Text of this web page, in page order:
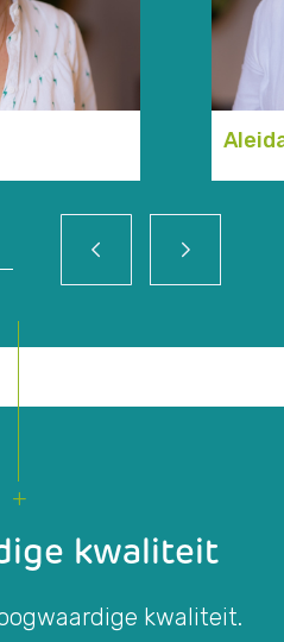
kwaliteit
kwaliteit.